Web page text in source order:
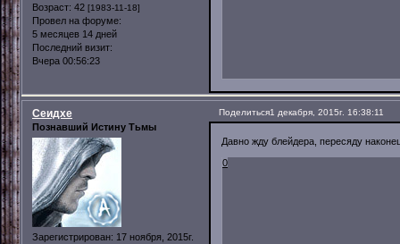
Возраст: 42 [1983-11-18]
Провел на форуме:
5 месяцев 14 дней
Последний визит:
Вчера 00:56:23
Поделиться1 декабря, 2015г. 16:38:11
Сеидхе
Познавший Истину Тьмы
Зарегистрирован: 17 ноября, 2015г.
Давно жду блейдера, пересяду
0